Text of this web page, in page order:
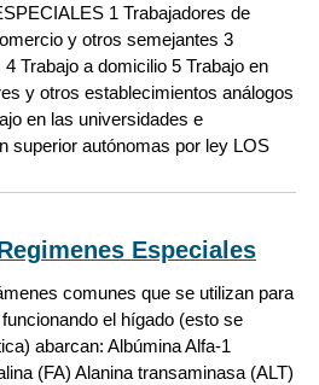
1 Trabajadores de
y otros semejantes 3
Trabajo a domicilio 5 Trabajo en
y otros establecimientos análogos
en las universidades e
superior autónomas por ley LOS
Especiales
comunes que se utilizan para
el hígado (esto se
abarcan: Albúmina Alfa-1
(FA) Alanina transaminasa (ALT)